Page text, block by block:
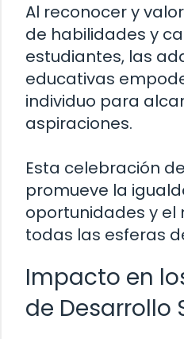
Al reconocer y
de habilidades y
estudiantes, las
educativas
individuo para
aspiraciones.
Esta celebración
promueve la
oportunidades y el
todas las esferas
Impacto en
de Desarrollo